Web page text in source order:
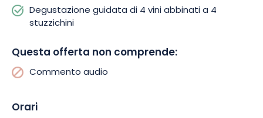
Degustazione guidata di 4 vini abbinati a 4
stuzzichini
Questa offerta non comprende:
Commento audio
Orari